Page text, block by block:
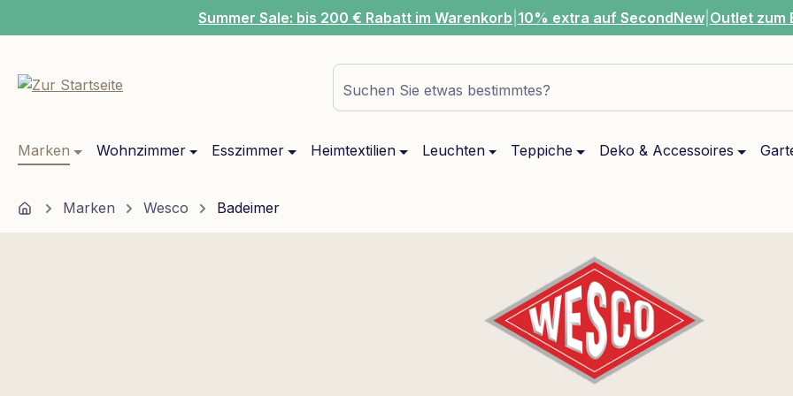
Zur Hauptnavigation springenSummer Sale: bis 200 € Rabatt im Warenkorb 10% extra auf SecondNew Outlet zum
Suchen Sie etwas bestimmtes?
Marken Wohnzimmer Esszimmer Heimtextilien Leuchten Teppiche Deko & Accessoires
HomeMarken Wesco Badeimer